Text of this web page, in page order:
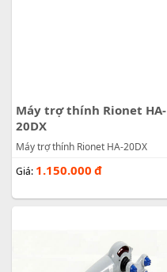
Máy trợ thính Rionet HA-
20DX
Máy trợ thính Rionet HA-20DX
Giá: 1.150.000 đ